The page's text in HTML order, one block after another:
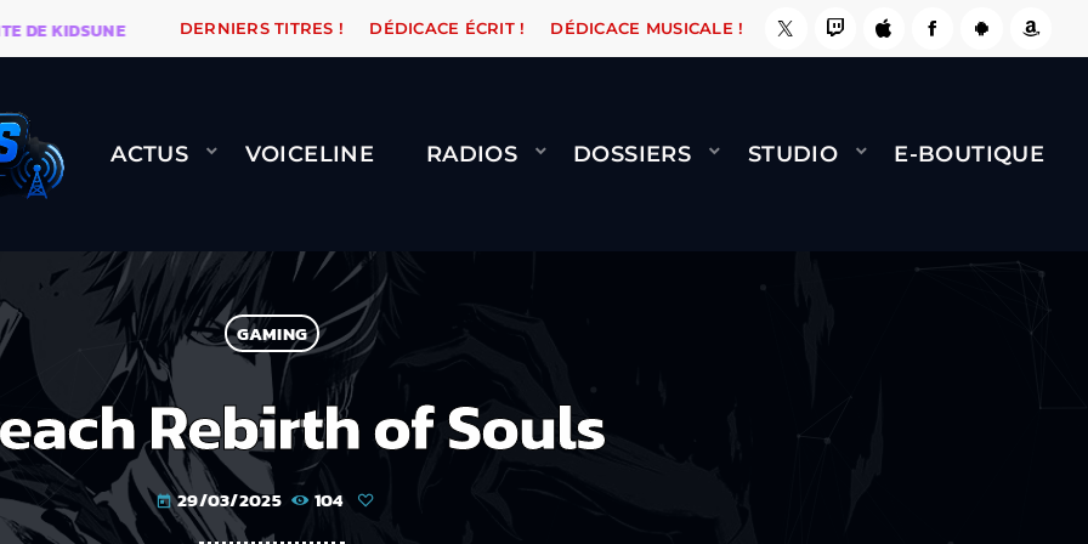
WARÉTRO ORANGE ROAD QUI PASSE, ÇA LE FAIT ! NAMI BERNARD MINET - FLY
DERNIERS TITRES ! DÉDICACE ÉCRIT ! DÉDICACE MUSICALE !
ACTUS VOICELINE RADIOS DOSSIERS STUDIO E-BOUTIQUE
GAMING
Rebirth of Souls
today 29/03/2025 104